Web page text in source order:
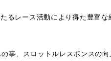
るレース活動により得た豊富
事、スロットルレスポンスの